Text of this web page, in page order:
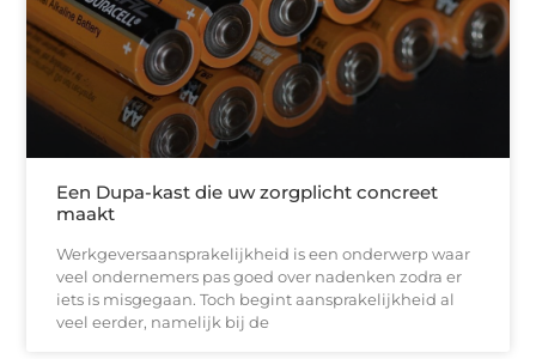
Een Dupa-kast die uw zorgplicht concreet
maakt
Werkgeversaansprakelijkheid is een onderwerp waar
veel ondernemers pas goed over nadenken zodra er
iets is misgegaan. Toch begint aansprakelijkheid al
veel eerder, namelijk bij de